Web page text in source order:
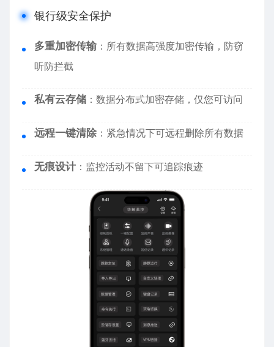
银行级安全保护
多重加密传输 ：所有数据高强度加密传输，防窃
听防拦截
私有云存储 ：数据分布式加密存储，仅您可访问
远程一键清除 ：紧急情况下可远程删除所有数据
无痕设计 ：监控活动不留下可追踪痕迹